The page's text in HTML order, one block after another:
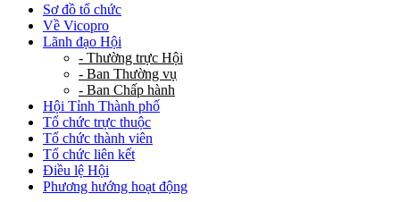
Sơ đồ tổ chức
Về Vicopro
Lãnh đạo Hội
- Thường trực Hội
- Ban Thường vụ
- Ban Chấp hành
Hội Tỉnh Thành phố
Tổ chức trực thuộc
Tổ chức thành viên
Tổ chức liên kết
Điều lệ Hội
Phương hướng hoạt động